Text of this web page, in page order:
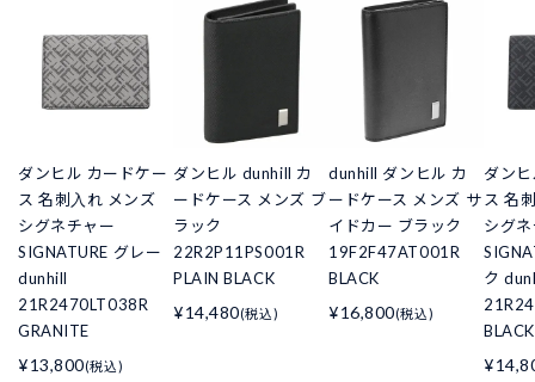
ダンヒル カードケー
ス 名刺入れ メンズ
シグネチャー
SIGNATURE グレー
dunhill
21R2470LT038R
GRANITE
¥13,800(税込)
ダンヒル dunhill カ
ードケース メンズ ブ
ラック
22R2P11PS001R
PLAIN BLACK
¥14,480(税込)
dunhill ダンヒル カ
ードケース メンズ サ
イドカー ブラック
19F2F47AT001R
BLACK
¥16,800(税込)
ダン
ス 名
シグ
ク
BLACK